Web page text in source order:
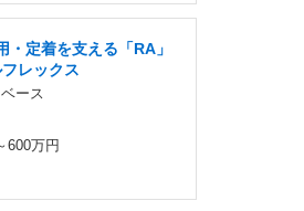
・定着を支える「RA」
レックス
ース
600万円